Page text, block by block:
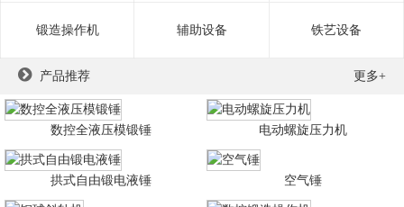
锻造操作机 辅助设备 铁艺设备
产品推荐 更多+
数控全液压模锻锤 电动螺旋压力机
拱式自由锻电液锤 空气锤